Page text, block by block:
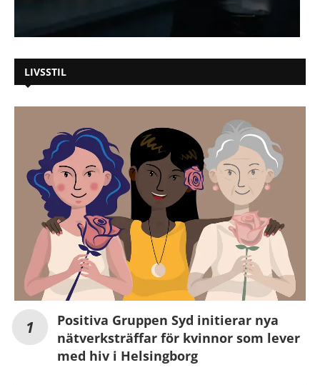
LIVSSTIL
Positiva Gruppen Syd initierar nya
nätverksträffar för kvinnor som lever
med hiv i Helsingborg